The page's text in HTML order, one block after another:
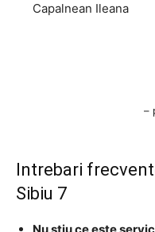
Capalnean Ileana
–
Intrebari
Sibiu 7